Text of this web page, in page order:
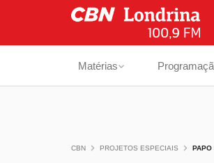
Matérias
CBN PROJETOS ESPECIAIS PAPO